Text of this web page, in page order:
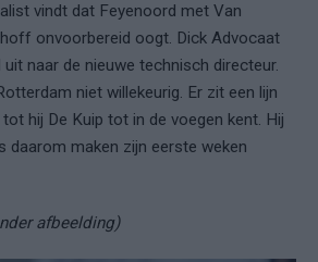
vindt dat Feyenoord met Van
onvoorbereid oogt. Dick Advocaat
uit naar de nieuwe technisch directeur.
niet willekeurig. Er zit een lijn
hij De Kuip tot in de voegen kent. Hij
daarom maken zijn eerste weken
afbeelding)